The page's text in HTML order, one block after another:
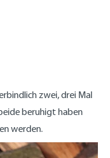
zwei, drei Mal
beruhigt haben
werden.